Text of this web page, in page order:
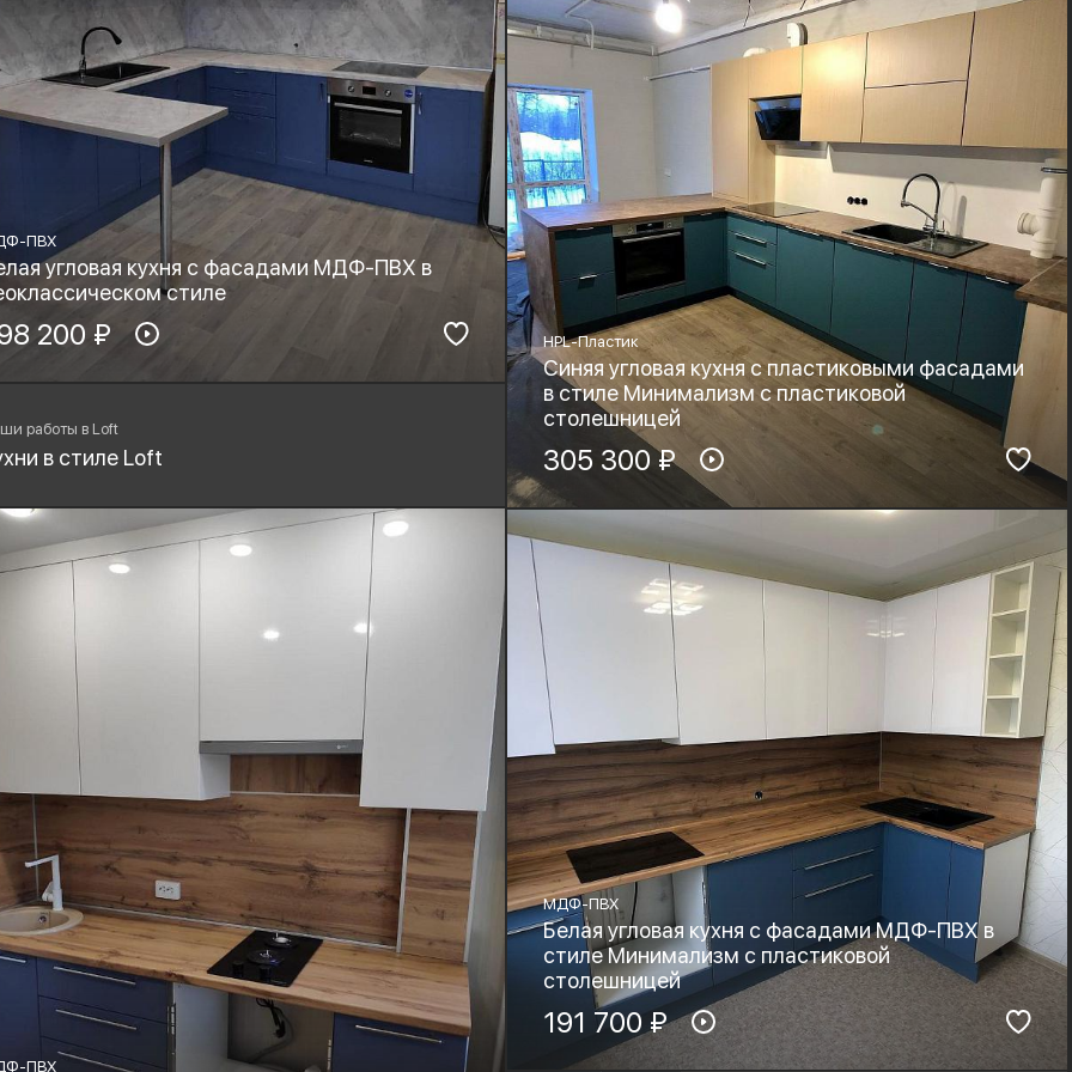
ПВХ
угловая кухня с фасадами МДФ-ПВХ в
стиле
фасадов:
ПВХ
Blum
200 ₽ HPL-Пластик
Синяя угловая кухня с пластиковыми фасадами
в стиле Минимализм с пластиковой
столешницей
Материал фасадов:
HPL-Пластик
Материал столешницы:
Boyard, Blum
Стиль:
305 300 ₽
работы в Loft
в стиле Loft
ПВХ
МДФ-ПВХ
Белая угловая кухня с фасадами МДФ-ПВХ в
стиле Минимализм с пластиковой
столешницей
Материал фасадов:
МДФ-ПВХ
Материал столешницы:
HPL+основа
191 700 ₽